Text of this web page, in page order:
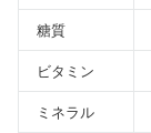
糖質
ビタミン
ミネラル